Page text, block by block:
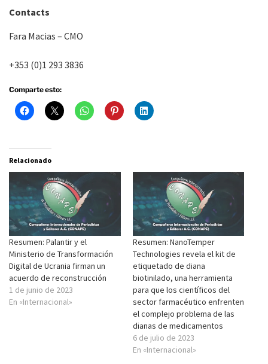
Contacts
Fara Macias – CMO
+353 (0)1 293 3836
Comparte esto:
Relacionado
Resumen: Palantir y el
Ministerio de Transformación
Digital de Ucrania firman un
acuerdo de reconstrucción
1 de junio de 2023
En «Internacional»
Resumen: NanoTemper
Technologies revela el kit de
etiquetado de diana
biotinilado, una herramienta
para que los científicos del
sector farmacéutico enfrenten
el complejo problema de las
dianas de medicamentos
6 de julio de 2023
En «Internacional»